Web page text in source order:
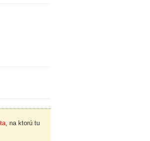
, na ktorú tu